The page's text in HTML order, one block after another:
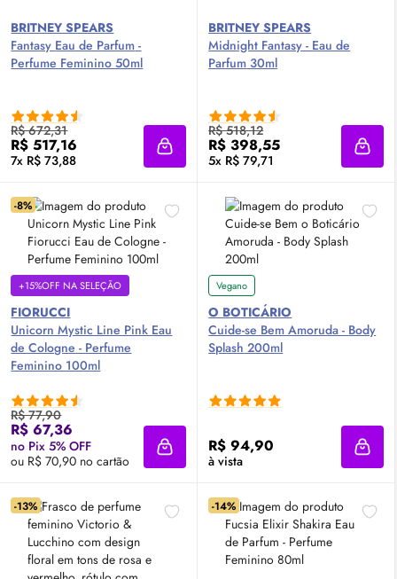
BRITNEY SPEARS
Fantasy Eau de Parfum -
Perfume Feminino 50ml
R$ 672,31
R$ 517,16
7x R$ 73,88 Adicionar à sacola
BRITNEY SPEARS
Midnight Fantasy - Eau de
Parfum 30ml
R$ 518,12
R$ 398,55
5x R$ 79,71
-8%
+15%OFF NA SELEÇÃO
FIORUCCI
Unicorn Mystic Line Pink Eau
de Cologne - Perfume
Feminino 100ml
R$ 77,90
R$ 67,36
no Pix 5% OFF
ou R$ 70,90 no cartão
Adicionar à sacola
Vegano
O BOTICÁRIO
Cuide-se Bem Amoruda - Body
Splash 200ml
R$ 94,90
à vista
-13% -14%